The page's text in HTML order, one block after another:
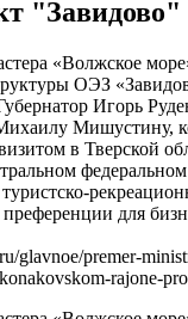
"Завидово"
«Волжское
ОЭЗ
Игорь
Мишустину,
в Тверской
федеральном
для
glavnoe/premer-
rajone-